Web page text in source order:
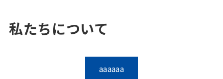
私たちについて
aaaaaa